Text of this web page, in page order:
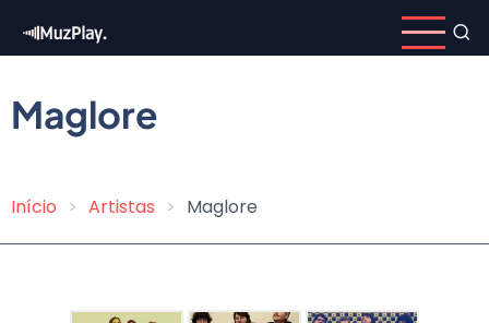
para
conteúdo
principal
Maglore
Trilha
navegação
Início Artistas Maglore